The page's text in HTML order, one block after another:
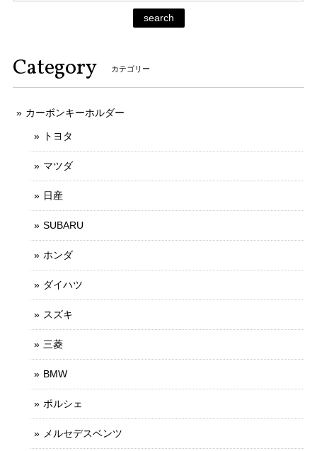
search
Category カテゴリー
カーボンキーホルダー
トヨタ
マツダ
日産
SUBARU
ホンダ
ダイハツ
スズキ
三菱
BMW
ポルシェ
メルセデスベンツ